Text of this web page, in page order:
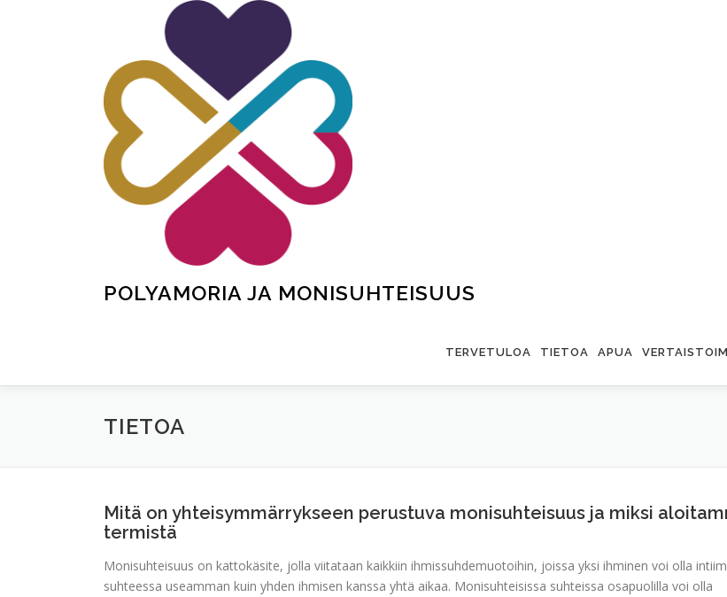
POLYAMORIA JA MONISUHTEISUUS
TERVETULOA TIETOA APUA
TIETOA
Mitä on yhteisymmärrykseen perustuva monisuhteisuus ja miksi
termistä
Monisuhteisuus on kattokäsite, jolla viitataan kaikkiin ihmissuhdemuotoihin, joissa yksi ihminen voi olla
suhteessa useamman kuin yhden ihmisen kanssa yhtä aikaa. Monisuhteisissa suhteissa osapuolilla voi olla